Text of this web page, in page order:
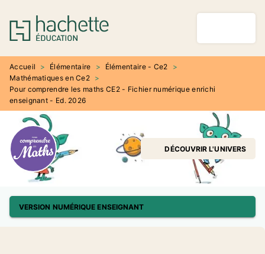
MENU RECHERCHE
PIED DE PAGE
Accueil > Élémentaire > Élémentaire - Ce2
>
Mathématiques en Ce2 >
Pour comprendre les maths CE2 - Fichier numérique enrichi
enseignant - Ed. 2026
DÉCOUVRIR L'UNIVERS
VERSION NUMÉRIQUE ENSEIGNANT